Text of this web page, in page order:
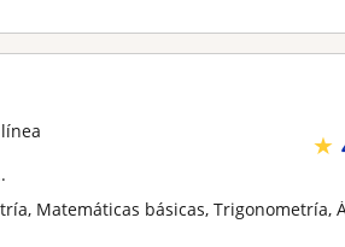
★
Matemáticas básicas, Trigonometría,